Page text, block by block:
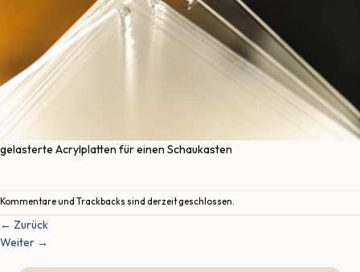
gelasterte Acrylplatten für einen Schaukasten
Kommentare und Trackbacks sind derzeit geschlossen.
← Zurück
Weiter →